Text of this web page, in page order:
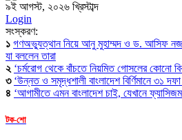
৯ই আগস্ট, ২০২৬ খ্রিস্টাব্দ
Login
সংস্করণ:
১ গণঅভ্যুত্থান নিয়ে আনু মুহাম্মদ ও ড. আসিফ
যা বললেন তারা
২ ‘চর্মরোগ থেকে বাঁচতে নিয়মিত গোসলের কোনো
৩ ‘উন্নত ও সমৃদ্ধশালী বাংলাদেশ বির্ণিমানে ৩১
৪ ‘আগামীতে এমন বাংলাদেশ চাই, যেখানে
টক-শো